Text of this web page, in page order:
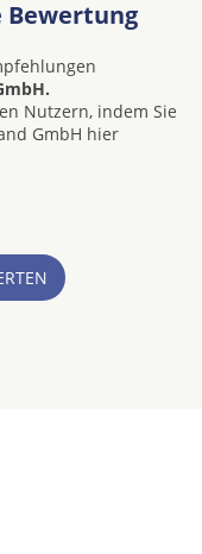
Bewertung
Nutzern, indem Sie
GmbH hier